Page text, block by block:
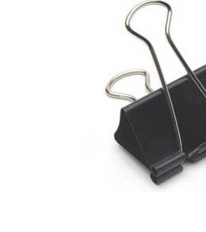
Organizatoare business
Hartie si articole din hartie
Bibliorafturi, caiete mecanice,
Capsatoare, capse si perforatoare
Caiete si blocnotesuri
Dosare, folii protectie si mape
Accesorii diverse pentru birou